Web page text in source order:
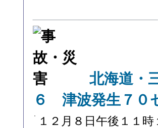
北海道・
６ 津波発生７０
１２月８日午後１１